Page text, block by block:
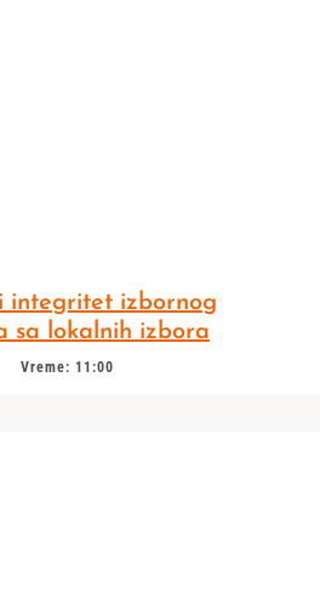
integritet izbornog
sa lokalnih izbora
Vreme: 11:00